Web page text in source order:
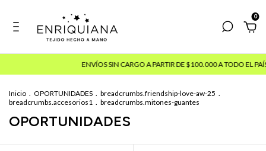
0
ENVÍOS SIN CARGO A PARTIR DE $100.000 A TODO EL PAÍS 15% OFF
Inicio . OPORTUNIDADES . breadcrumbs.friendship-love-aw-25 .
breadcrumbs.accesorios1 . breadcrumbs.mitones-guantes
OPORTUNIDADES